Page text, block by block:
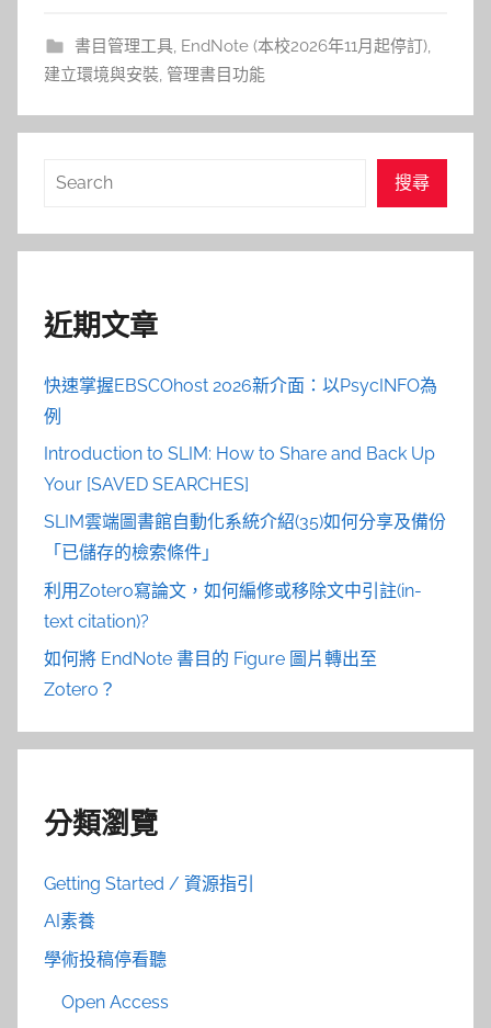
書目管理工具, EndNote (本校2026年11月起停訂),
建立環境與安裝, 管理書目功能
搜
搜尋
近期文章
快速掌握EBSCOhost 2026新介面：以PsycINFO為
例
Introduction to SLIM: How to Share and Back Up
Your [SAVED SEARCHES]
SLIM雲端圖書館自動化系統介紹(35)如何分享及備份
「已儲存的檢索條件」
利用Zotero寫論文，如何編修或移除文中引註(in-
text citation)?
如何將 EndNote 書目的 Figure 圖片轉出至
Zotero？
分類瀏覽
Getting Started / 資源指引
AI素養
學術投稿停看聽
Open Access